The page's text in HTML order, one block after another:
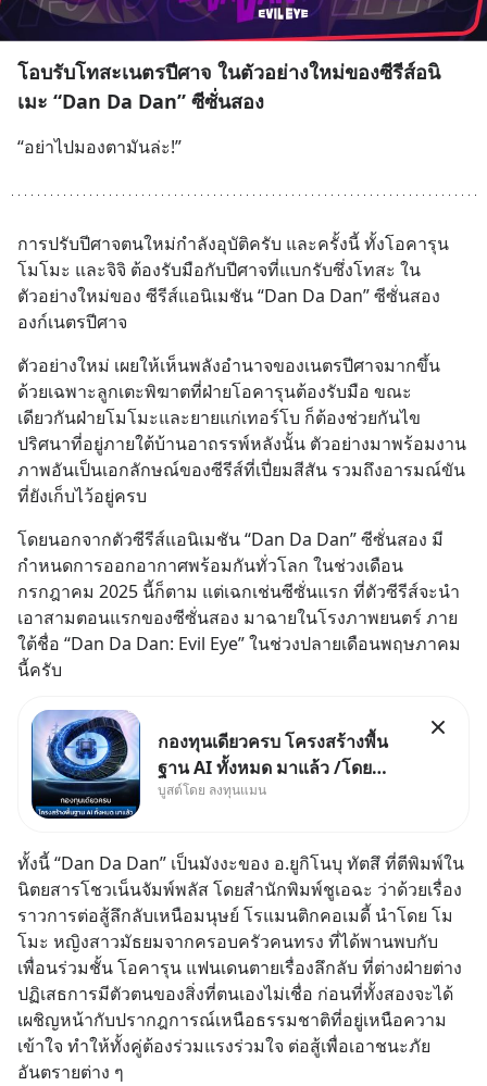
โอบรับโทสะเนตรปีศาจ ในตัวอย่างใหม่ของซีรีส์อนิ
เมะ “Dan Da Dan” ซีซั่นสอง
“อย่าไปมองตามันล่ะ!”
การปรับปีศาจตนใหม่กำลังอุบัติครับ และครั้งนี้ ทั้งโอคารุน
โมโมะ และจิจิ ต้องรับมือกับปีศาจที่แบกรับซึ่งโทสะ ใน
ตัวอย่างใหม่ของ ซีรีส์แอนิเมชัน “Dan Da Dan” ซีซั่นสอง
องก์เนตรปีศาจ
ตัวอย่างใหม่ เผยให้เห็นพลังอำนาจของเนตรปีศาจมากขึ้น
ด้วยเฉพาะลูกเตะพิฆาตที่ฝ่ายโอคารุนต้องรับมือ ขณะ
เดียวกันฝ่ายโมโมะและยายแก่เทอร์โบ ก็ต้องช่วยกันไข
ปริศนาที่อยู่ภายใต้บ้านอาถรรพ์หลังนั้น ตัวอย่างมาพร้อมงาน
ภาพอันเป็นเอกลักษณ์ของซีรีส์ที่เปี่ยมสีสัน รวมถึงอารมณ์ขัน
ที่ยังเก็บไว้อยู่ครบ
โดยนอกจากตัวซีรีส์แอนิเมชัน “Dan Da Dan” ซีซั่นสอง มี
กำหนดการออกอากาศพร้อมกันทั่วโลก ในช่วงเดือน
กรกฎาคม 2025 นี้ก็ตาม แต่เฉกเช่นซีซั่นแรก ที่ตัวซีรีส์จะนำ
เอาสามตอนแรกของซีซั่นสอง มาฉายในโรงภาพยนตร์ ภาย
ใต้ชื่อ “Dan Da Dan: Evil Eye” ในช่วงปลายเดือนพฤษภาคม
นี้ครับ
กองทุนเดียวครบ โครงสร้างพื้น
ฐาน AI ทั้งหมด มาแล้ว /โดย
ลงทุนแมน AI Supercycle คือ
ประดิษฐ์ จะกลายเป็นตัวขับเคลื่อน
หลัก ของการเติบโตทางเศรษฐกิจ
และวิถีชีวิตของผู้คนอย่างยาวนา
นต่
บูสต์โดย ลงทุนแมน
ทั้งนี้ “Dan Da Dan” เป็นมังงะของ อ.ยูกิโนบุ ทัตสึ ที่ตีพิมพ์ใน
นิตยสารโชวเน็นจัมพ์พลัส โดยสำนักพิมพ์ชูเอฉะ ว่าด้วยเรื่อง
ราวการต่อสู้ลึกลับเหนือมนุษย์ โรแมนติกคอเมดี้ นำโดย โม
โมะ หญิงสาวมัธยมจากครอบครัวคนทรง ที่ได้พานพบกับ
เพื่อนร่วมชั้น โอคารุน แฟนเดนตายเรื่องลึกลับ ที่ต่างฝ่ายต่าง
ปฏิเสธการมีตัวตนของสิ่งที่ตนเองไม่เชื่อ ก่อนที่ทั้งสองจะได้
เผชิญหน้ากับปรากฎการณ์เหนือธรรมชาติที่อยู่เหนือความ
เข้าใจ ทำให้ทั้งคู่ต้องร่วมแรงร่วมใจ ต่อสู้เพื่อเอาชนะภัย
อันตรายต่าง ๆ